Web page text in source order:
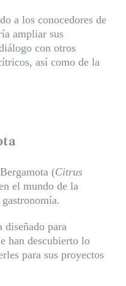
a los conocedores de
ampliar sus
con otros
así como de la
(Citrus
el mundo de la
diseñado para
han descubierto lo
para sus proyectos